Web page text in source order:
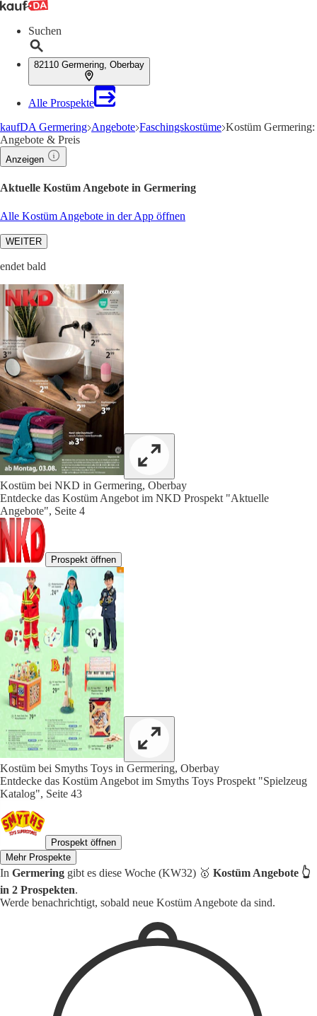
Suchen
82110 Germering, Oberbay
Alle Prospekte
kaufDA Germering Angebote Faschingskostüme Kostüm Germering:
Angebote & Preis
Anzeigen
Aktuelle Kostüm Angebote in Germering
Alle Kostüm Angebote in der App öffnen
WEITER
endet bald
Kostüm bei NKD in Germering, Oberbay
Entdecke das Kostüm Angebot im NKD Prospekt "Aktuelle
Angebote", Seite 4
Prospekt öffnen
Kostüm bei Smyths Toys in Germering, Oberbay
Entdecke das Kostüm Angebot im Smyths Toys Prospekt "Spielzeug
Katalog", Seite 43
Prospekt öffnen
Mehr Prospekte
In Germering gibt es diese Woche (KW32) 🥇 Kostüm Angebote 👆
in 2 Prospekten.
Werde benachrichtigt, sobald neue Kostüm Angebote da sind.